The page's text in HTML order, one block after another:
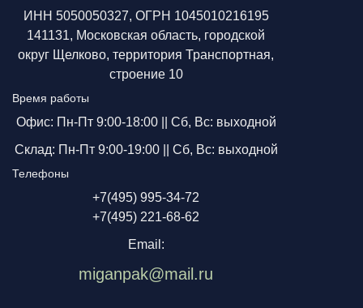
ИНН 5050050327, ОГРН 1045010216195
141131, Московская область, городской
округ Щелково, территория Транспортная,
строение 10
Время работы
Офис: Пн-Пт 9:00-18:00 || Сб, Вс: выходной
Склад: Пн-Пт 9:00-19:00 || Сб, Вс: выходной
Телефоны
+7(495) 995-34-72
+7(495) 221-68-62
Email:
miganpak@mail.ru